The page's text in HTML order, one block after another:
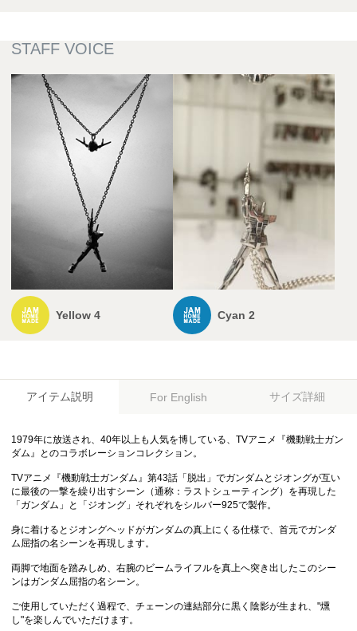
Yellow 4 Cyan 2
アイテム説明 For English サイズ詳細
1979年に放送され、40年以上も人気を博している、TVアニメ『機動戦士ガン
ダム』とのコラボレーションコレクション。
TVアニメ『機動戦士ガンダム』第43話「脱出」でガンダムとジオングが互い
に最後の一撃を繰り出すシーン（通称：ラストシューティング）を再現した
「ガンダム」と「ジオング」それぞれをシルバー925で製作。
身に着けるとジオングヘッドがガンダムの真上にくる仕様で、首元でガンダ
ム屈指の名シーンを再現します。
両脚で地面を踏みしめ、右腕のビームライフルを真上へ突き出したこのシー
ンはガンダム屈指の名シーン。
ご使用していただく過程で、チェーンの連結部分に黒く陰影が生まれ、"燻
し"を楽しんでいただけます。